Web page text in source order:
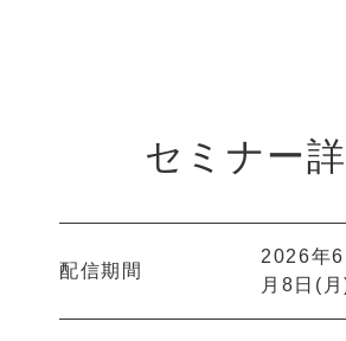
セミナー
配信期間
2026年
月8日(月